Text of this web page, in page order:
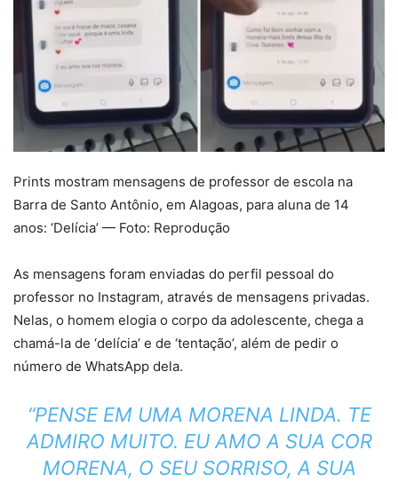
Prints mostram mensagens de professor de escola na
Barra de Santo Antônio, em Alagoas, para aluna de 14
anos: ‘Delícia’ — Foto: Reprodução
As mensagens foram enviadas do perfil pessoal do
professor no Instagram, através de mensagens privadas.
Nelas, o homem elogia o corpo da adolescente, chega a
chamá-la de ‘delícia’ e de ‘tentação’, além de pedir o
número de WhatsApp dela.
“PENSE EM UMA MORENA LINDA. TE
ADMIRO MUITO. EU AMO A SUA COR
MORENA, O SEU SORRISO, A SUA